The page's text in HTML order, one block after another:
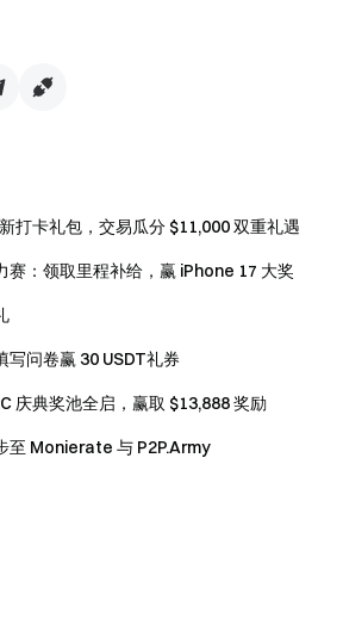
打卡礼包，交易瓜分 $11,000 双重礼遇
赛：领取里程补给，赢 iPhone 17 大奖
问卷赢 30 USDT礼券
庆典奖池全启，赢取 $13,888 奖励
至 Monierate 与 P2P.Army